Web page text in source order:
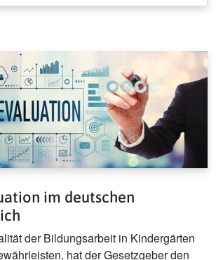
im deutschen
der Bildungsarbeit in Kindergärten
hat der Gesetzgeber den